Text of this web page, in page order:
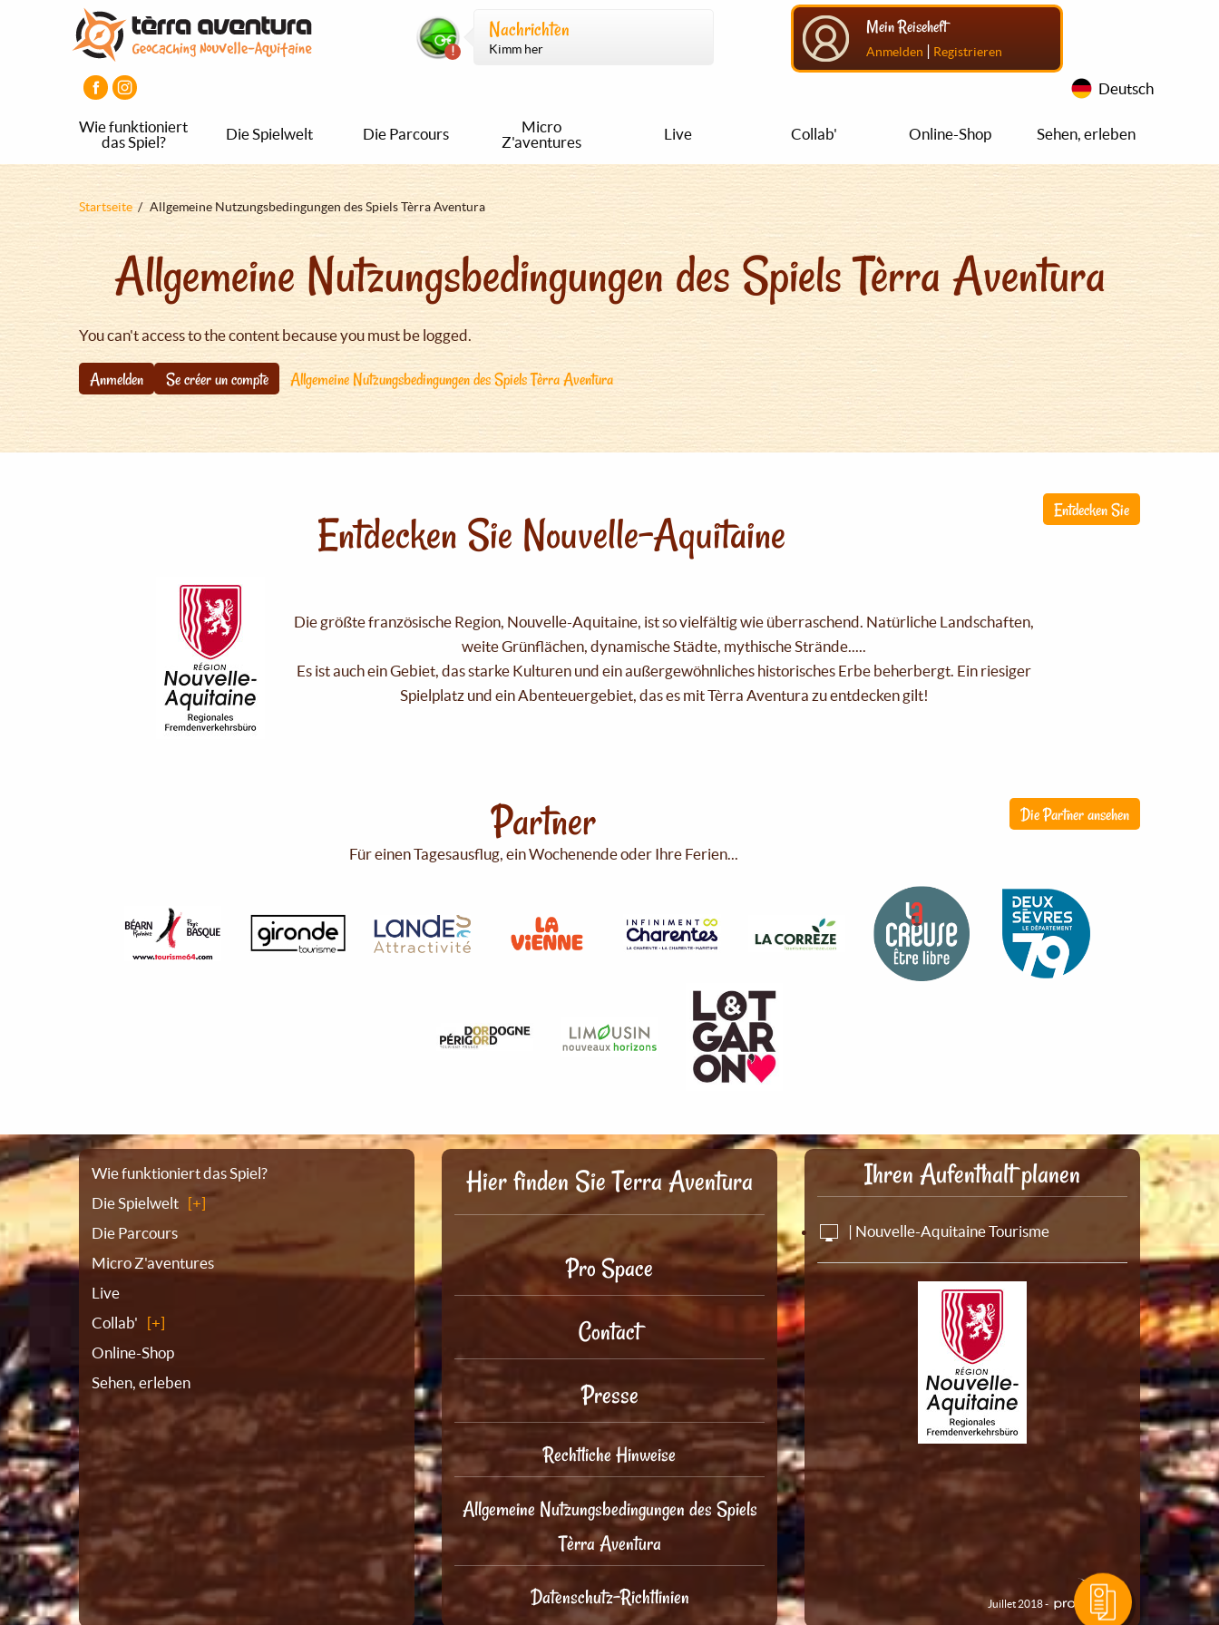
Nachrichten
Kimm her
Mein Reiseheft
Anmelden | Registrieren
Deutsch
Wie funktioniert
das Spiel?
Die Spielwelt Die Parcours
Micro
Z'aventures
Live Collab' Online-Shop Sehen, erleben
Pfadnavigation
Startseite Allgemeine Nutzungsbedingungen des Spiels Tèrra Aventura
Allgemeine Nutzungsbedingungen des Spiels Tèrra Aventura
You can't access to the content because you must be logged.
Anmelden Se créer un compte Allgemeine Nutzungsbedingungen des Spiels Tèrra Aventura
Entdecken Sie
Entdecken Sie Nouvelle-Aquitaine
Die größte französische Region, Nouvelle-Aquitaine, ist so vielfältig wie überraschend. Natürliche Landschaften,
weite Grünflächen, dynamische Städte, mythische Strände.....
Es ist auch ein Gebiet, das starke Kulturen und ein außergewöhnliches historisches Erbe beherbergt. Ein riesiger
Spielplatz und ein Abenteuergebiet, das es mit Tèrra Aventura zu entdecken gilt!
Die Partner ansehen
Partner
Für einen Tagesausflug, ein Wochenende oder Ihre Ferien...
Sitemap
Wie funktioniert das Spiel?
Die Spielwelt
Die Parcours
Micro Z'aventures
Live
Collab'
Online-Shop
Sehen, erleben
Hier finden Sie Terra Aventura
Pro Space
Contact
Presse
Rechtliche Hinweise
Allgemeine Nutzungsbedingungen des Spiels
Tèrra Aventura
Datenschutz-Richtlinien
Ihren Aufenthalt planen
| Nouvelle-Aquitaine Tourisme
Juillet 2018 -